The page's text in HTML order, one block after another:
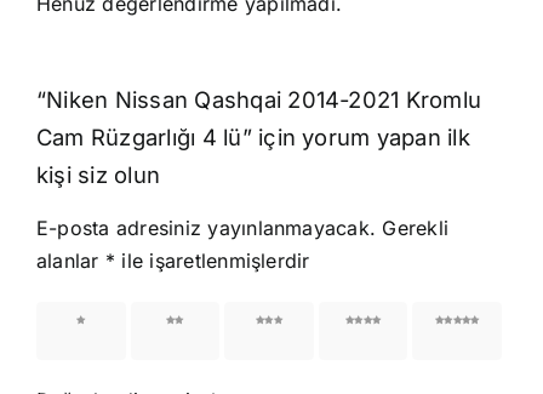
“Niken Nissan Qashqai 2014-2021 Kromlu
Cam Rüzgarlığı 4 lü” için yorum yapan ilk
kişi siz olun
E-posta adresiniz yayınlanmayacak. Gerekli
alanlar * ile işaretlenmişlerdir
2/5
3/5
4/5
5/5